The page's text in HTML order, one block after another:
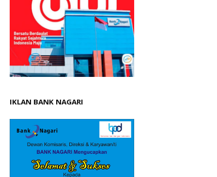
IKLAN BANK NAGARI